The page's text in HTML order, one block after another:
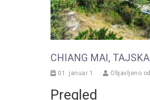
CHIANG MAI, TAJSKA
01. januar 1 Objavljeno od
Pregled